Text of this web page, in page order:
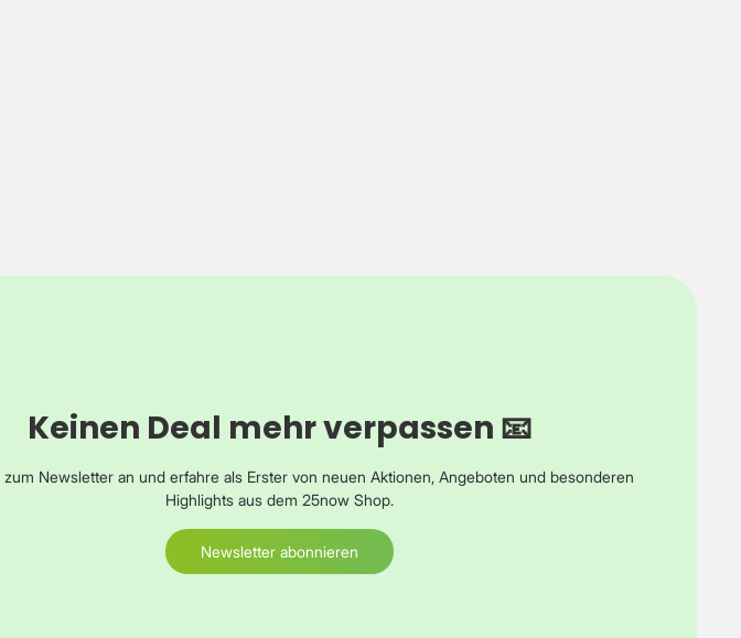
Keinen Deal mehr verpassen 📧
zum Newsletter an und erfahre als Erster von neuen Aktionen, Angeboten und besonderen
Highlights aus dem 25now Shop.
Newsletter abonnieren